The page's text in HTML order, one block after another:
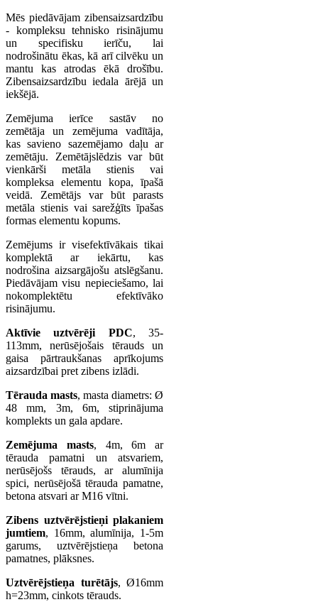
Mēs piedāvājam zibensaizsardzību
- kompleksu tehnisko risinājumu
un specifisku ierīču, lai
nodrošinātu ēkas, kā arī cilvēku un
mantu kas atrodas ēkā drošību.
Zibensaizsardzību iedala ārējā un
iekšējā.
Zemējuma ierīce sastāv no
zemētāja un zemējuma vadītāja,
kas savieno sazemējamo daļu ar
zemētāju. Zemētājslēdzis var būt
vienkārši metāla stienis vai
kompleksa elementu kopa, īpašā
veidā. Zemētājs var būt parasts
metāla stienis vai sarežģīts īpašas
formas elementu kopums.
Zemējums ir visefektīvākais tikai
komplektā ar iekārtu, kas
nodrošina aizsargājošu atslēgšanu.
Piedāvājam visu nepieciešamo, lai
nokomplektētu efektīvāko
risinājumu.
Aktīvie uztvērēji PDC, 35-
113mm, nerūsējošais tērauds un
gaisa pārtraukšanas aprīkojums
aizsardzībai pret zibens izlādi.
Tērauda masts, masta diametrs: Ø
48 mm, 3m, 6m, stiprinājuma
komplekts un gala apdare.
Zemējuma masts, 4m, 6m ar
tērauda pamatni un atsvariem,
nerūsējošs tērauds, ar alumīnija
spici, nerūsējošā tērauda pamatne,
betona atsvari ar M16 vītni.
Zibens uztvērējstieņi plakaniem
jumtiem, 16mm, alumīnija, 1-5m
garums, uztvērējstieņa betona
pamatnes, plāksnes.
Uztvērējstieņa turētājs, Ø16mm
h=23mm, cinkots tērauds.